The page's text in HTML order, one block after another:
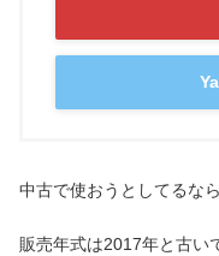
中古で使おうとしてるな
販売年式は2017年と古い